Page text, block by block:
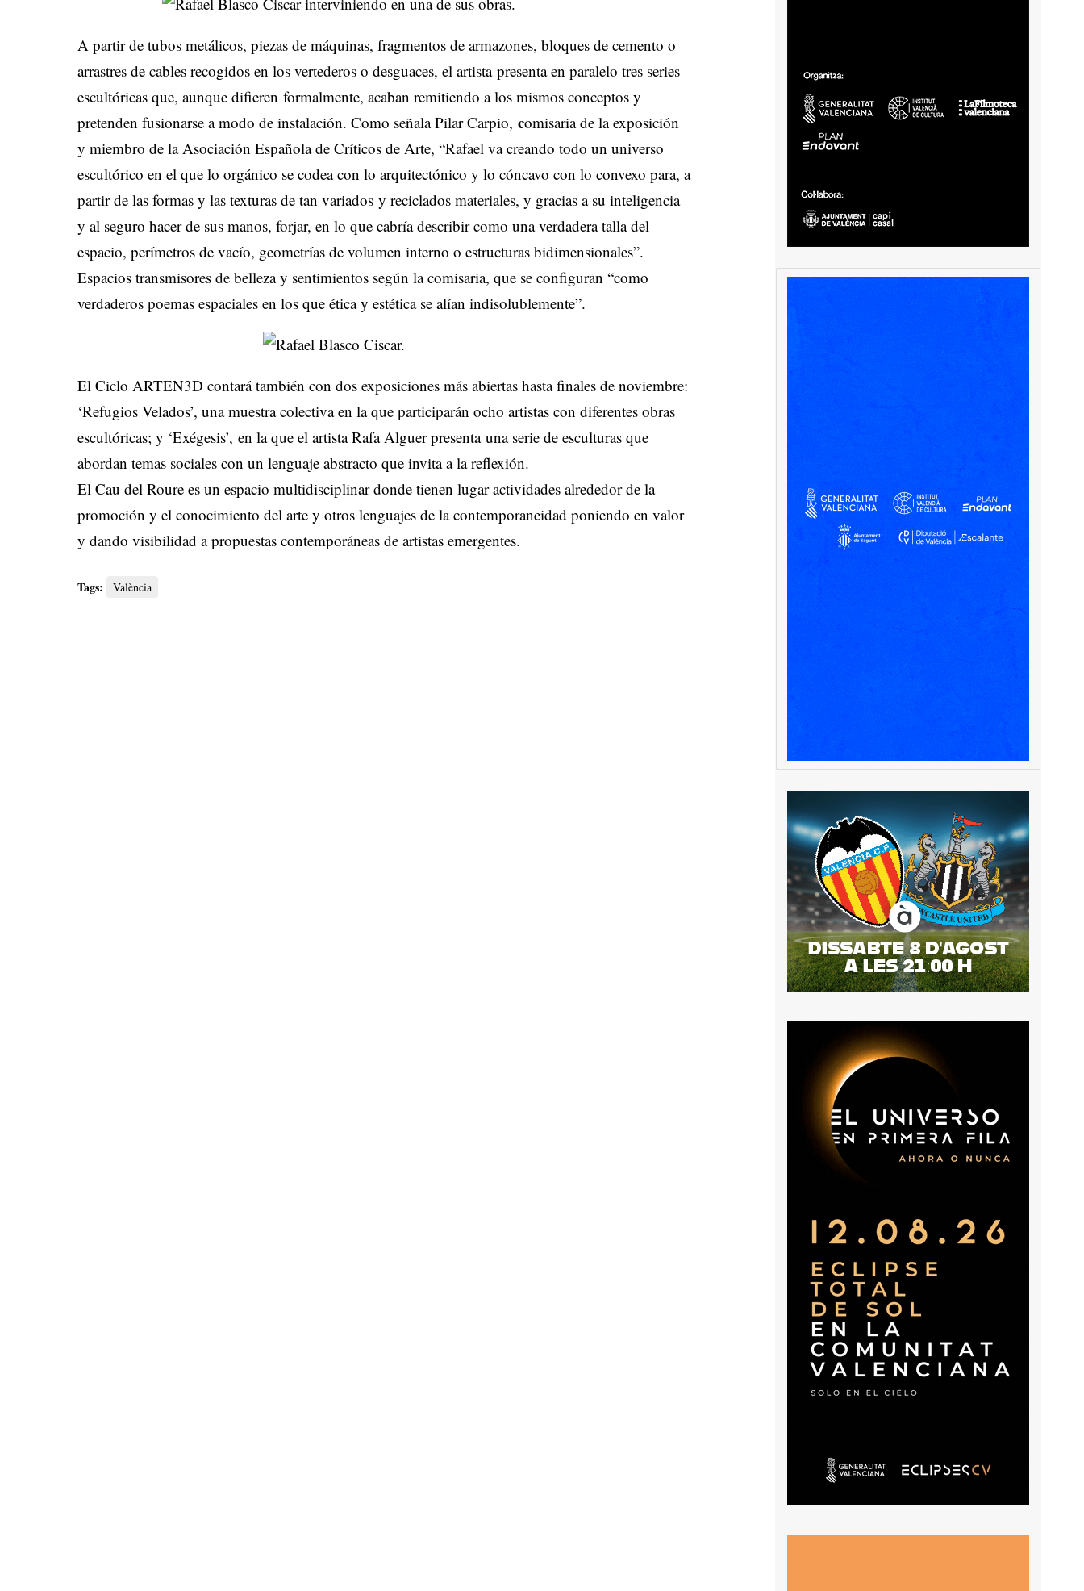
A partir de tubos metálicos, piezas de máquinas, fragmentos de armazones, bloques de cemento o
arrastres de cables recogidos en los vertederos o desguaces, el artista presenta en paralelo tres series
escultóricas que, aunque difieren formalmente, acaban remitiendo a los mismos conceptos y
pretenden fusionarse a modo de instalación. Como señala Pilar Carpio,comisaria de la exposición
y miembro de la Asociación Española de Críticos de Arte, “Rafael va creando todo un universo
escultórico en el que lo orgánico se codea con lo arquitectónico y lo cóncavo con lo convexo para, a
partir de las formas y las texturas de tan variados y reciclados materiales, y gracias a su inteligencia
y al seguro hacer de sus manos, forjar, en lo que cabría describir como una verdadera talla del
espacio, perímetros de vacío, geometrías de volumen interno o estructuras bidimensionales”.
Espacios transmisores de belleza y sentimientos según la comisaria, que se configuran “como
verdaderos poemas espaciales en los que ética y estética se alían indisolublemente”.
El Ciclo ARTEN3D contará también con dos exposiciones más abiertas hasta finales de noviembre:
‘Refugios Velados’, una muestra colectiva en la que participarán ocho artistas con diferentes obras
escultóricas; y ‘Exégesis’, en la que el artista Rafa Alguer presenta una serie de esculturas que
abordan temas sociales con un lenguaje abstracto que invita a la reflexión.
El Cau del Roure es un espacio multidisciplinar donde tienen lugar actividades alrededor de la
promoción y el conocimiento del arte y otros lenguajes de la contemporaneidad poniendo en valor
y dando visibilidad a propuestas contemporáneas de artistas emergentes.
Tags: València